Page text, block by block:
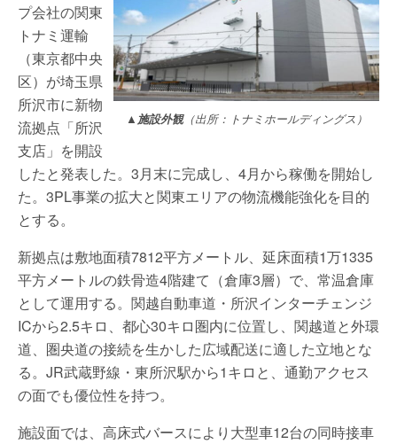
▲施設外観（出所：トナミホールディングス）
プ会社の関東
トナミ運輸
（東京都中央
区）が埼玉県
所沢市に新物
流拠点「所沢
支店」を開設
したと発表した。3月末に完成し、4月から稼働を開始し
た。3PL事業の拡大と関東エリアの物流機能強化を目的
とする。
新拠点は敷地面積7812平方メートル、延床面積1万1335
平方メートルの鉄骨造4階建て（倉庫3層）で、常温倉庫
として運用する。関越自動車道・所沢インターチェンジ
ICから2.5キロ、都心30キロ圏内に位置し、関越道と外環
道、圏央道の接続を生かした広域配送に適した立地とな
る。JR武蔵野線・東所沢駅から1キロと、通勤アクセス
の面でも優位性を持つ。
施設面では、高床式バースにより大型車12台の同時接車